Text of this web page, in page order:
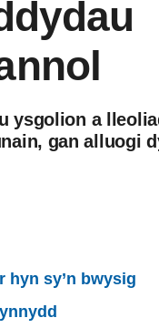
ysgolion a
gan alluogi
hyn sy’n bwysig